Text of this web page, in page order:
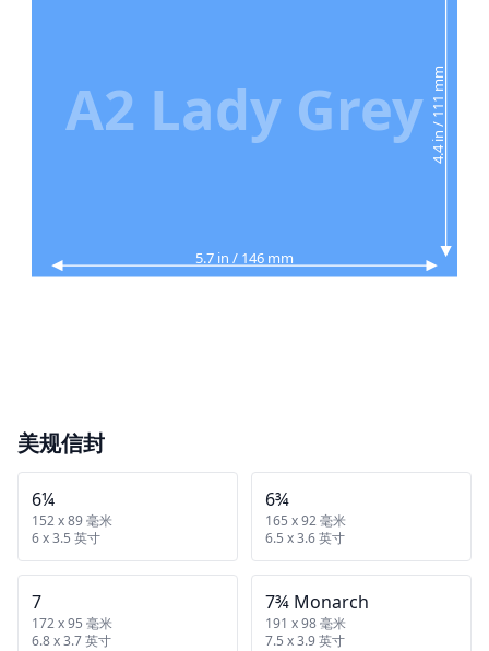
5.7 in / 146 mm
4.4 in / 111 mm
A2 Lady Grey
美规信封
6¼
152 x 89 毫米
6 x 3.5 英寸
6¾
165 x 92 毫米
6.5 x 3.6 英寸
7
172 x 95 毫米
6.8 x 3.7 英寸
7¾ Monarch
191 x 98 毫米
7.5 x 3.9 英寸